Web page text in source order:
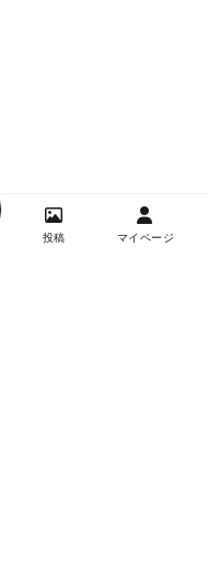
投稿 マイページ